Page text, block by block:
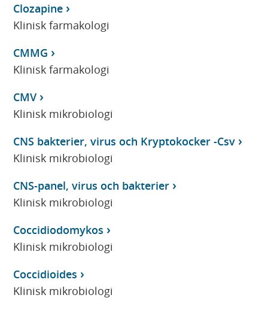
Clozapine
Klinisk farmakologi
CMMG
Klinisk farmakologi
CMV
Klinisk mikrobiologi
CNS bakterier, virus och Kryptokocker -Csv
Klinisk mikrobiologi
CNS-panel, virus och bakterier
Klinisk mikrobiologi
Coccidiodomykos
Klinisk mikrobiologi
Coccidioides
Klinisk mikrobiologi